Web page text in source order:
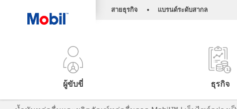
สายธุรกิจ • แบรนด์ระดับสากล
ผู้ขับขี่ ธุรกิจ